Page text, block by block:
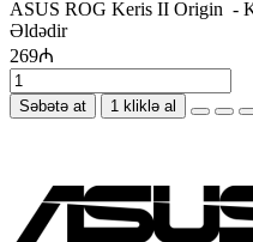
ASUS ROG Keris II Origin -
Əldədir
269₼
Səbətə at 1 kliklə al